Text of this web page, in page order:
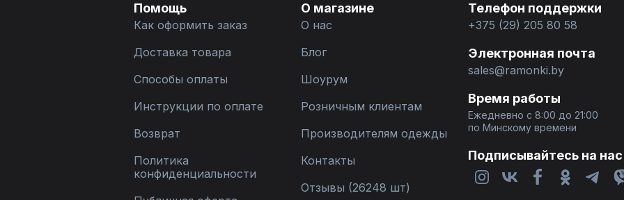
Помощь
Как оформить заказ
Доставка товара
Способы оплаты
Инструкции по оплате
Возврат
Политика
конфиденциальности
О магазине
О нас
Блог
Шоурум
Розничным клиентам
Производителям одежды
Контакты
Отзывы (26248 шт)
Телефон поддержки
+375 (29) 205 80 58
Электронная почта
sales@ramonki.by
Время работы
Ежедневно с 8:00 до 21:00
по Минскому времени
Подписывайтесь на нас